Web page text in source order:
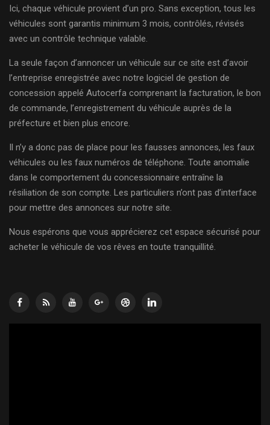
Ici, chaque véhicule provient d’un pro. Sans exception, tous les
véhicules sont garantis minimum 3 mois, contrôlés, révisés
avec un contrôle technique valable.
La seule façon d’annoncer un véhicule sur ce site est d’avoir
l’entreprise enregistrée avec notre logiciel de gestion de
concession appelé Autocerfa comprenant la facturation, le bon
de commande, l’enregistrement du véhicule auprès de la
préfecture et bien plus encore.
Il n’y a donc pas de place pour les fausses annonces, les faux
véhicules ou les faux numéros de téléphone. Toute anomalie
dans le comportement du concessionnaire entraîne la
résiliation de son compte. Les particuliers n’ont pas d’interface
pour mettre des annonces sur notre site.
Nous espérons que vous apprécierez cet espace sécurisé pour
acheter le véhicule de vos rêves en toute tranquillité.